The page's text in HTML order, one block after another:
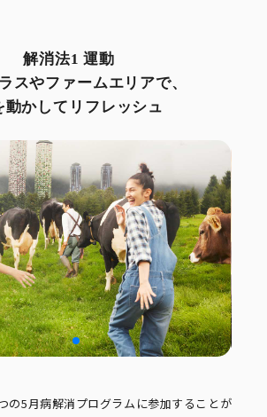
解消法1 運動
スやファームエリアで、
動かしてリフレッシュ
の5月病解消プログラムに参加することが